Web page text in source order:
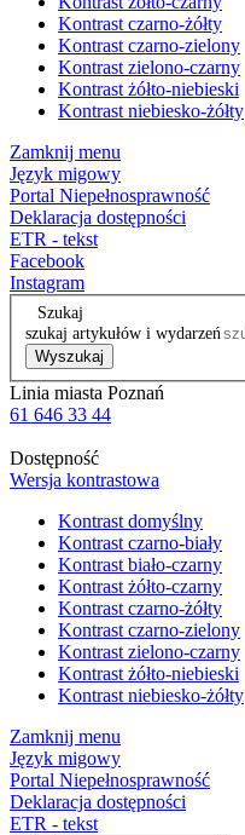
Kontrast czarno-żółty
Kontrast czarno-zielony
Kontrast zielono-czarny
Kontrast żółto-niebieski
Kontrast niebiesko-żółty
Zamknij menu
Język migowy
Portal Niepełnosprawność
Deklaracja dostępności
ETR - tekst
Facebook
Instagram
Szukaj
szukaj artykułów i wydarzeń
Wyszukaj
Linia miasta Poznań
61 646 33 44
Dostępność
Wersja kontrastowa
Kontrast domyślny
Kontrast czarno-biały
Kontrast biało-czarny
Kontrast żółto-czarny
Kontrast czarno-żółty
Kontrast czarno-zielony
Kontrast zielono-czarny
Kontrast żółto-niebieski
Kontrast niebiesko-żółty
Zamknij menu
Język migowy
Portal Niepełnosprawność
Deklaracja dostępności
ETR - tekst